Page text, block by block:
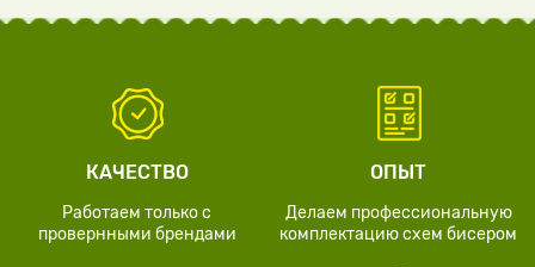
КАЧЕСТВО
Работаем только с
провернными брендами
ОПЫТ
Делаем профессиональную
комплектацию схем бисером